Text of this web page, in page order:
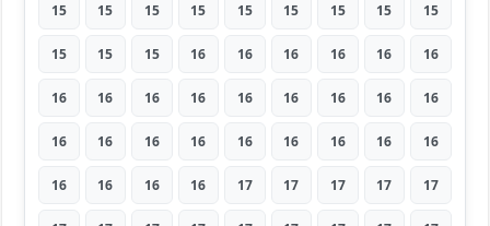
15 15 15 15 15 15 15 15 15
15 15 15 16 16 16 16 16 16
16 16 16 16 16 16 16 16 16
16 16 16 16 16 16 16 16 16
16 16 16 16 17 17 17 17 17